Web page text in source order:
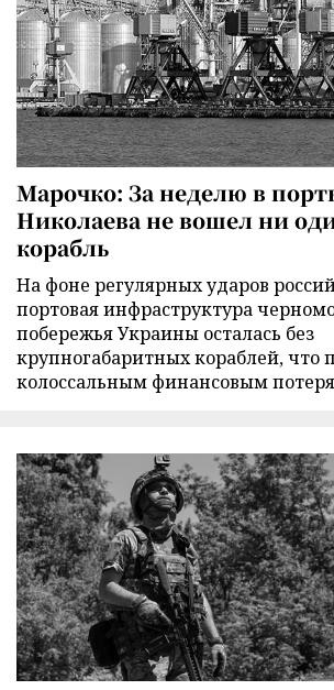
Марочко: За неделю в
Николаева не вошел ни
корабль
На фоне регулярных ударов
портовая инфраструктура
побережья Украины осталась без
крупногабаритных кораблей, что
колоссальным финансовым